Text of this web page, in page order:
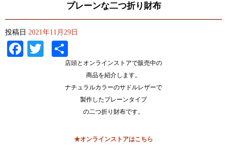
プレーンな二つ折り財布
投稿日 2021年11月29日
Facebook
Twitter
有
店頭とオンラインストアで販売中の
商品を紹介します。
ナチュラルカラーのサドルレザーで
製作したプレーンタイプ
の二つ折り財布です。
★オンラインストアはこちら